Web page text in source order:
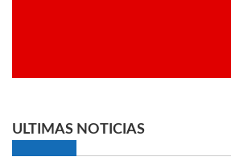
ULTIMAS NOTICIAS